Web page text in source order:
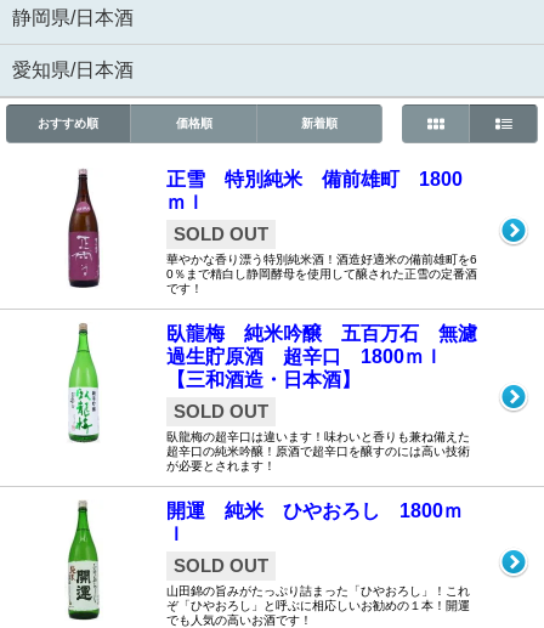
静岡県/日本酒
愛知県/日本酒
おすすめ順 価格順 新着順
正雪 特別純米 備前雄町 1800
ｍｌ
SOLD OUT
華やかな香り漂う特別純米酒！酒造好適米の備前雄町を6
0％まで精白し静岡酵母を使用して醸された正雪の定番酒
です！
臥龍梅 純米吟醸 五百万石 無濾
過生貯原酒 超辛口 1800ｍｌ
【三和酒造・日本酒】
SOLD OUT
臥龍梅の超辛口は違います！味わいと香りも兼ね備えた
超辛口の純米吟醸！原酒で超辛口を醸すのには高い技術
が必要とされます！
開運 純米 ひやおろし 1800ｍ
ｌ
SOLD OUT
山田錦の旨みがたっぷり詰まった「ひやおろし」！これ
ぞ「ひやおろし」と呼ぶに相応しいお勧めの１本！開運
でも人気の高いお酒です！